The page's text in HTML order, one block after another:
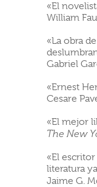
«El
William
«La obra
Gabriel
«Ernest
Cesare
«El mejor
The New
«El
literatura
Jaime G.